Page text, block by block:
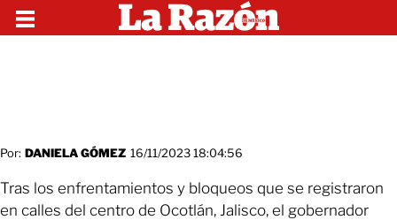
Por: DANIELA GÓMEZ 16/11/2023 18:04:56
Tras los enfrentamientos y bloqueos que se registraron
en calles del centro de Ocotlán, Jalisco, el gobernador